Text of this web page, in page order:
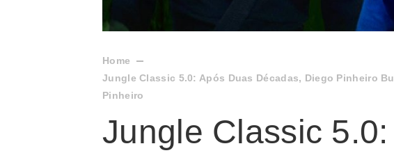
Home
Jungle Classic 5.0: Após Duas Décadas, Diego Pinheiro
Pinheiro
Jungle Classic